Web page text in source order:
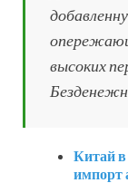
высоких
Китай
импорт